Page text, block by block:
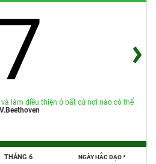
làm điều thiện ở bất cứ nơi nào có thể
V.Beethoven
THÁNG 6
NGÀY HẮC ĐẠO *